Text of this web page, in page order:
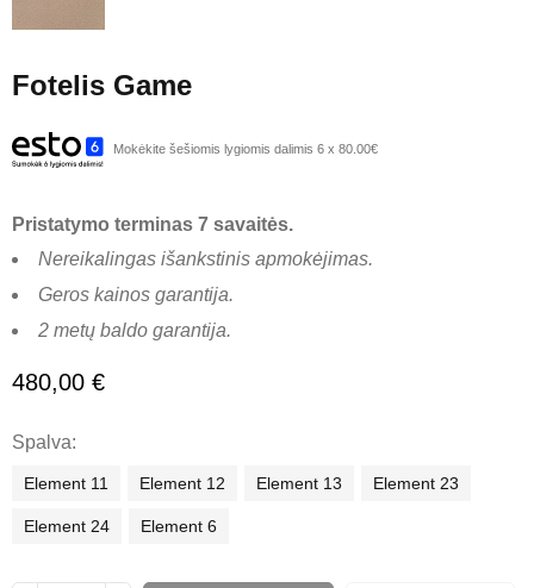
Fotelis Game
Mokėkite šešiomis lygiomis dalimis 6 x 80.00€
Pristatymo terminas 7 savaitės.
Nereikalingas išankstinis apmokėjimas.
Geros kainos garantija.
2 metų baldo garantija.
480,00 €
Spalva
Element 11 Element 12 Element 13 Element 23
Element 24 Element 6